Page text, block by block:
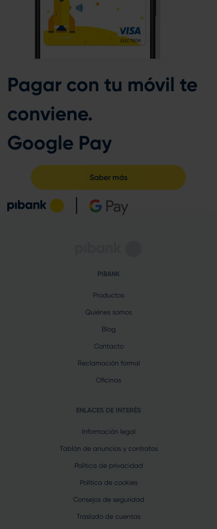
Pagar con tu móvil te
conviene.
Google Pay
Saber más
PIBANK
Productos
Quiénes somos
Blog
Contacto
Reclamación formal
Oficinas
ENLACES DE INTERÉS
Información legal
Tablón de anuncios y contratos
Política de privacidad
Política de cookies
Consejos de seguridad
Traslado de cuentas